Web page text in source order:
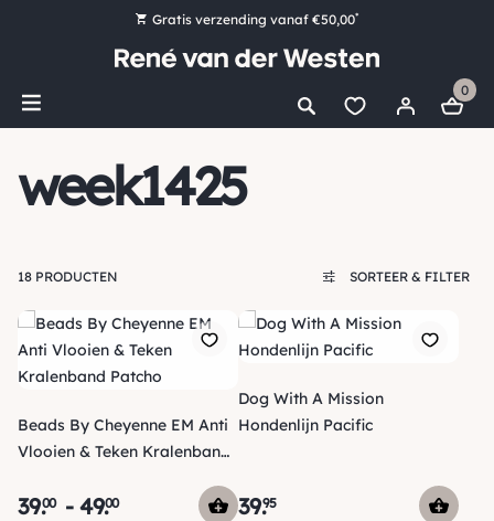
Gratis verzending vanaf €50,00*
Bestel nu, betaal later met Klarna
Ruim 16.000 artikelen op voorraad
Ruim 44 jaar kennis en ervaring
0
week1425
18 PRODUCTEN SORTEER & FILTER
Beads By Cheyenne EM Anti
Vlooien & Teken Kralenband
39.00 -49.00
Dog With A Mission
Hondenlijn Pacific
39.95